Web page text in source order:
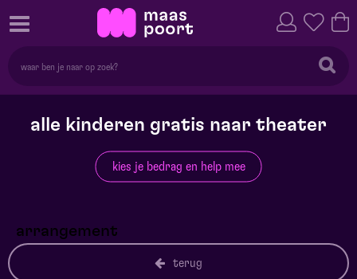
alle kinderen gratis naar theater
kies je bedrag en help mee
arrangement
terug